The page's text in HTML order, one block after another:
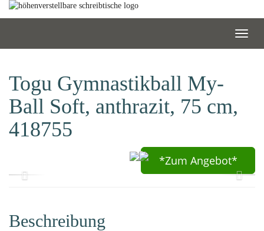
Skip
to
Togu Gymnastikball My-
Ball Soft, anthrazit, 75 cm,
418755
*Zum Angebot*
Beschreibung